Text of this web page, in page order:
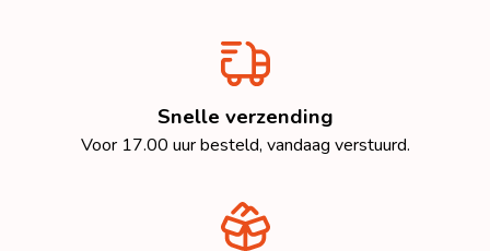
Snelle verzending
Voor 17.00 uur besteld, vandaag verstuurd.